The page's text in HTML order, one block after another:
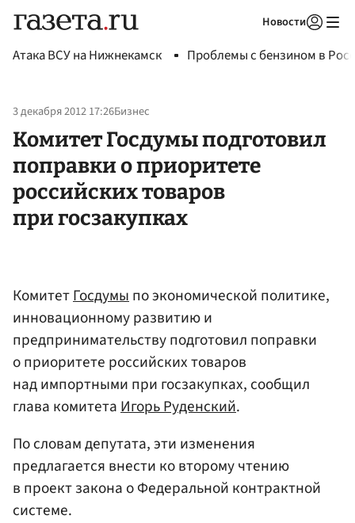
Новости
Атака ВСУ на Нижнекамск Проблемы с бензином в
3 декабря 2012 17:26Бизнес
Комитет Госдумы подготовил
поправки о приоритете
российских товаров
при госзакупках
КомитетГосдумыпо экономической политике,
инновационному развитию и
предпринимательству подготовил поправки
о приоритете российских товаров
над импортными при госзакупках, сообщил
глава комитетаИгорь Руденский.
По словам депутата, эти изменения
предлагается внести ко второму чтению
в проект закона о Федеральной контрактной
системе.